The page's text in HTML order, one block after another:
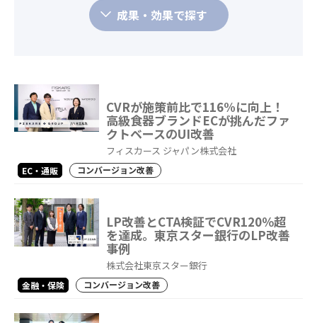
成果・効果で探す
CVRが施策前比で116%に向上！
高級食器ブランドECが挑んだファ
クトベースのUI改善
フィスカース ジャパン株式会社
EC・通販 コンバージョン改善
LP改善とCTA検証でCVR120％超
を達成。東京スター銀行のLP改善
事例
株式会社東京スター銀行
金融・保険 コンバージョン改善